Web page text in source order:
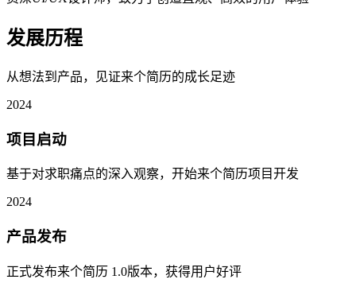
发展历程
从想法到产品，见证来个简历的成长足迹
2024
项目启动
基于对求职痛点的深入观察，开始来个简历项目开发
2024
产品发布
正式发布来个简历 1.0版本，获得用户好评